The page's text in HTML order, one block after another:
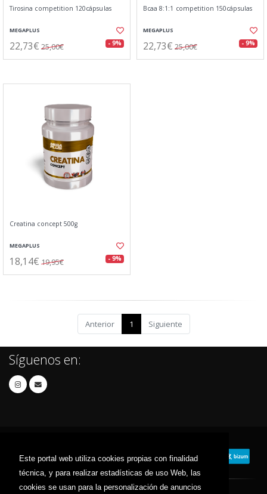
Este portal web utiliza cookies propias con finalidad
técnica, y para realizar estadísticas de uso Web, las
cookies se usan para la personalización de anuncios
Tirosina competition 120cápsulas
MEGAPLUS
22,73€ 25,00€ - 9%
Bcaa 8:1:1 competition 150cápsulas
MEGAPLUS
22,73€ 25,00€ - 9%
Creatina concept 500g
MEGAPLUS
18,14€ 19,95€ - 9%
Anterior 1 Siguiente
Síguenos en: